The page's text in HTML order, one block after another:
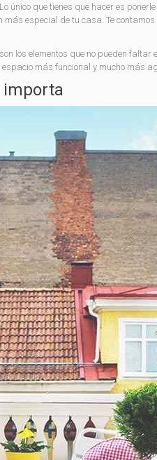
único que tienes que hacer es
especial de tu casa. Te
los elementos que no pueden faltar
más funcional y mucho más
importa